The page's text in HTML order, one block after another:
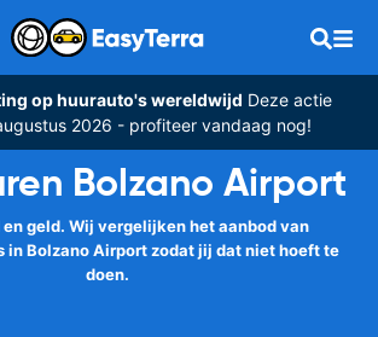
op huurauto's wereldwijd Deze actie
2026 - profiteer vandaag nog!
Bolzano Airport
geld. Wij vergelijken het aanbod van
in Bolzano Airport zodat jij dat niet hoeft te
doen.